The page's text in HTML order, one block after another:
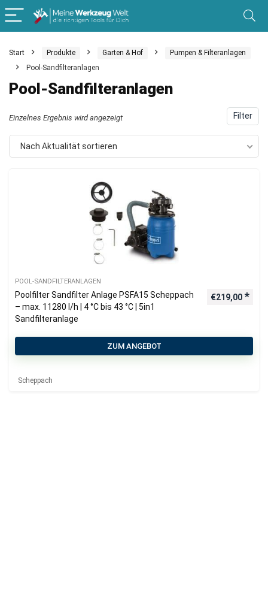
Start Produkte Garten & Hof
Pumpen & Filteranlagen
Pool-Sandfilteranlagen
Pool-Sandfilteranlagen
Filter
Einzelnes Ergebnis wird angezeigt
Nach Aktualität sortieren
POOL-SANDFILTERANLAGEN
Poolfilter Sandfilter Anlage PSFA15 Scheppach
– max. 11280 l/h | 4 °C bis 43 °C | 5in1
Sandfilteranlage
€219,00
ZUM ANGEBOT
Scheppach